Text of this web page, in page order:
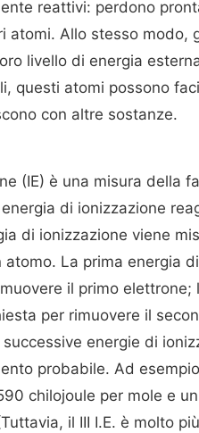
reattivi: perdono
atomi. Allo stesso modo,
livello di energia
questi atomi possono
con altre sostanze.
(IE) è una misura della
di ionizzazione
di ionizzazione viene
La prima energia
il primo
per rimuovere il
energie di
probabile. Ad
chilojoule per mole e
il III I.E. è molto